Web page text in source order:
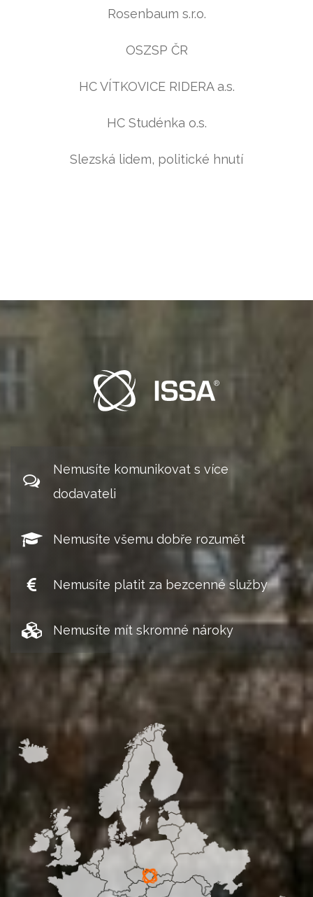
Rosenbaum s.r.o.
OSZSP ČR
HC VÍTKOVICE RIDERA a.s.
HC Studénka o.s.
Slezská lidem, politické hnutí
Nemusíte komunikovat s více
dodavateli
Nemusíte všemu dobře rozumět
Nemusíte platit za bezcenné služby
Nemusíte mít skromné nároky